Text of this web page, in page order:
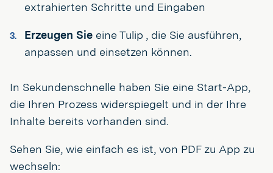
extrahierten Schritte und Eingaben
Erzeugen Sieeine Tulip , die Sie ausführen,
anpassen und einsetzen können.
In Sekundenschnelle haben Sie eine Start-App,
die Ihren Prozess widerspiegelt und in der Ihre
Inhalte bereits vorhanden sind.
Sehen Sie, wie einfach es ist, von PDF zu App zu
wechseln: